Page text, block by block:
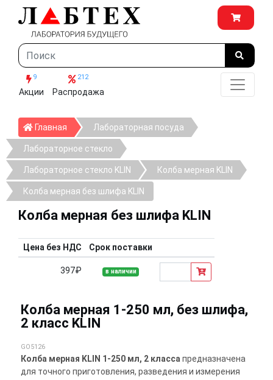
9
Акции
212
Распродажа
Главная ГлавнаяЛабораторная посуда
Лабораторное стекло
Лабораторное стекло KLIN Колба мерная KLIN
Колба мерная без шлифа KLIN
Колба мерная без шлифа KLIN
Цена без НДС Срок поставки
397₽ в наличии
Колба мерная 1-250 мл, без шлифа,
2 класс KLIN
GO5126
Колба мерная KLIN 1-250 мл, 2 классапредназначена
для точного приготовления, разведения и измерения